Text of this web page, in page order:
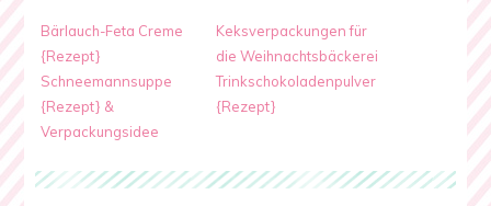
Bärlauch-Feta Creme
{Rezept}
Keksverpackungen für
die Weihnachtsbäckerei
Schneemannsuppe
{Rezept} &
Verpackungsidee
Trinkschokoladenpulver
{Rezept}